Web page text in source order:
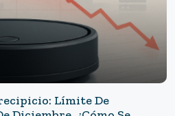
Límite De